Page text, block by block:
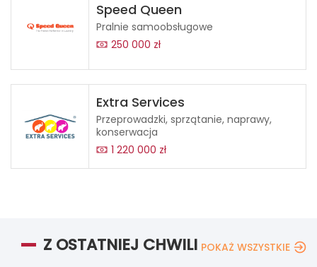
Speed Queen
Pralnie samoobsługowe
250 000 zł
Extra Services
Przeprowadzki, sprzątanie, naprawy,
konserwacja
1 220 000 zł
Z OSTATNIEJ CHWILI POKAŻ WSZYSTKIE